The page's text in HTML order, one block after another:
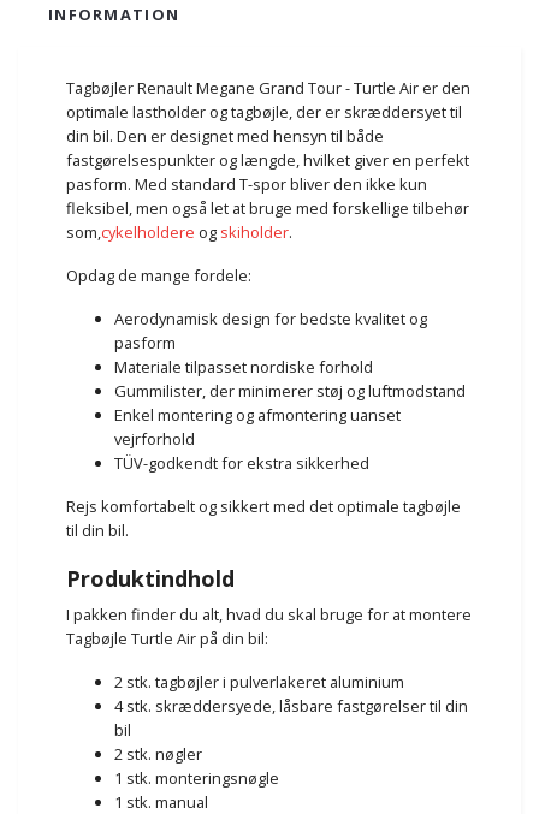
INFORMATION
Tagbøjler Renault Megane Grand Tour - Turtle Air er den
optimale lastholder og tagbøjle, der er skræddersyet til
din bil. Den er designet med hensyn til både
fastgørelsespunkter og længde, hvilket giver en perfekt
pasform. Med standard T-spor bliver den ikke kun
fleksibel, men også let at bruge med forskellige tilbehør
som,cykelholdere og skiholder.
Opdag de mange fordele:
Aerodynamisk design for bedste kvalitet og
pasform
Materiale tilpasset nordiske forhold
Gummilister, der minimerer støj og luftmodstand
Enkel montering og afmontering uanset
vejrforhold
TÜV-godkendt for ekstra sikkerhed
Rejs komfortabelt og sikkert med det optimale tagbøjle
til din bil.
Produktindhold
I pakken finder du alt, hvad du skal bruge for at montere
Tagbøjle Turtle Air på din bil:
2 stk. tagbøjler i pulverlakeret aluminium
4 stk. skræddersyede, låsbare fastgørelser til din
bil
2 stk. nøgler
1 stk. monteringsnøgle
1 stk. manual